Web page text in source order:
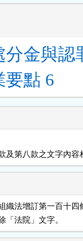
金與認
要點 6
及第八款之文字內容
織法增訂第一百十四
「法院」文字。